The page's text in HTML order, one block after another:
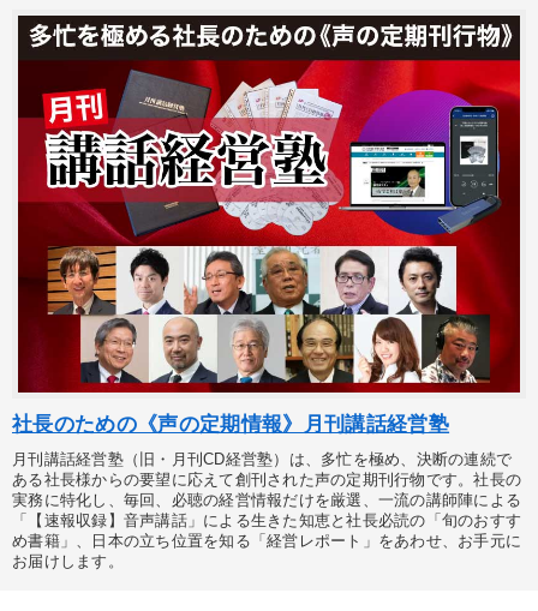
社長のための《声の定期情報》月刊講話経営塾
月刊講話経営塾（旧・月刊CD経営塾）は、多忙を極め、決断の連続で
ある社長様からの要望に応えて創刊された声の定期刊行物です。社長の
実務に特化し、毎回、必聴の経営情報だけを厳選、一流の講師陣による
「【速報収録】音声講話」による生きた知恵と社長必読の「旬のおすす
め書籍」、日本の立ち位置を知る「経営レポート」をあわせ、お手元に
お届けします。